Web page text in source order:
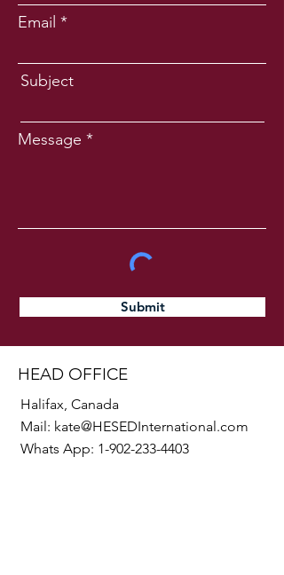
Email
Subject
Message
Submit
HEAD OFFICE
Halifax, Canada
Mail: kate@HESEDInternational.com
Whats App: 1-902-233-4403